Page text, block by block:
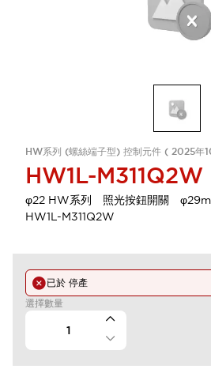
HW系列 (螺絲端子型) 控制元件 ( 2025年
HW1L-M311Q2W
φ22 HW系列 照光按鈕開關
HW1L-M311Q2W
已於 停產
選擇數量